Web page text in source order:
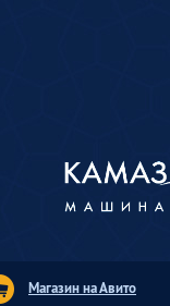
Магазин на Авито